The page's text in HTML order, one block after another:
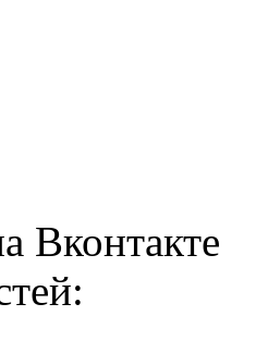
Вконтакте